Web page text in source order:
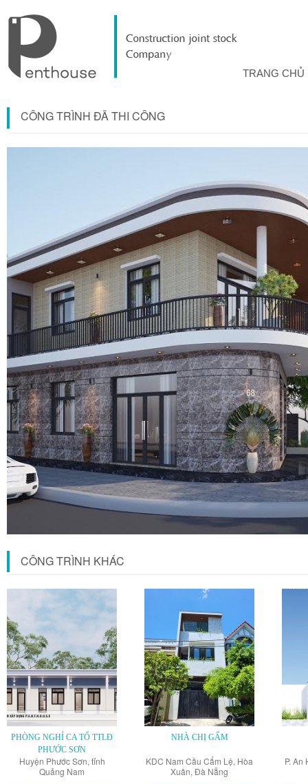
TRANG CHỦ
CÔNG TRÌNH ĐÃ THI CÔNG
CÔNG TRÌNH KHÁC
PHÒNG NGHỈ CA TỔ TTLĐ
PHƯỚC SƠN
Huyện Phước Sơn, tỉnh
Quảng Nam
NHÀ CHỊ GẤM
KDC Nam Cầu Cẩm Lệ, Hòa
Xuân, Đà Nẵng
P. An